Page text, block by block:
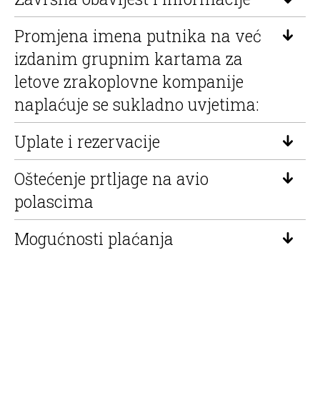
Promjena imena putnika na već
izdanim grupnim kartama za
letove zrakoplovne kompanije
naplaćuje se sukladno uvjetima:
Uplate i rezervacije
Oštećenje prtljage na avio
polascima
Mogućnosti plaćanja